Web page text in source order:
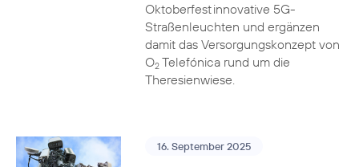
Oktoberfest innovative 5G-
Straßenleuchten und ergänzen
damit das Versorgungskonzept von
O2Telefónica rund um die
Theresienwiese.
16. September 2025